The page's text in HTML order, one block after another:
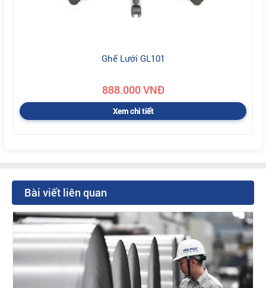
Ghế Lưới GL101
888.000 VNĐ
Xem chi tiết
Bài viết liên quan